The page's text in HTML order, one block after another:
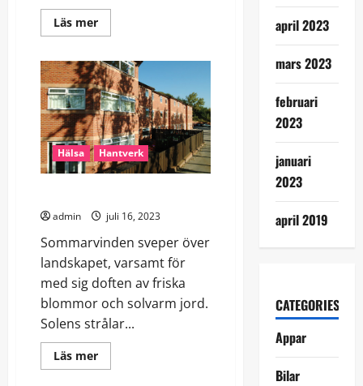
Läs merRead
more
MAGI:
EN
OUTFIT
Hälsa Hantverk
admin juli 16, 2023
Sommarvinden sveper över
landskapet, varsamt för
med sig doften av friska
blommor och solvarm jord.
Solens strålar...
Läs merRead
more
april 2023
mars 2023
februari
2023
januari
2023
april 2019
CATEGORIES
Appar
Bilar